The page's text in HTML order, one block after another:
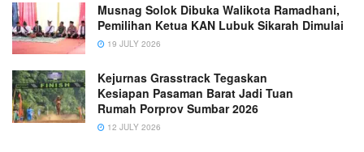
Musnag Solok Dibuka Walikota Ramadhani,
Pemilihan Ketua KAN Lubuk Sikarah Dimulai
19 JULY 2026
Kejurnas Grasstrack Tegaskan
Kesiapan Pasaman Barat Jadi Tuan
Rumah Porprov Sumbar 2026
12 JULY 2026